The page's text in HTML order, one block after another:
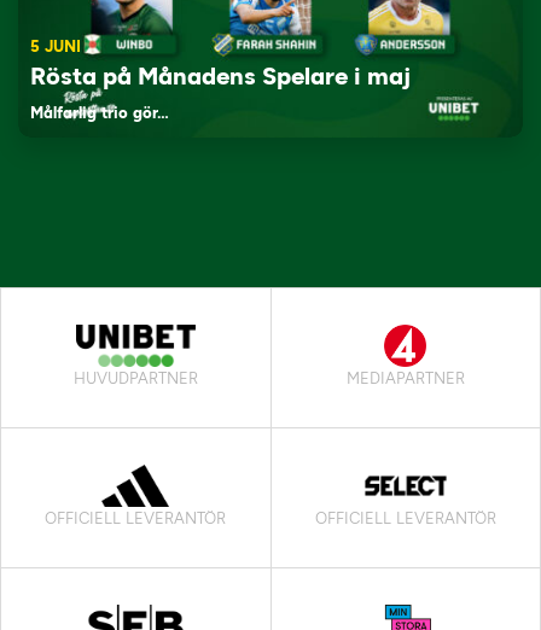
5 JUNI
Rösta på Månadens Spelare i maj
Målfarlig trio gör…
HUVUDPARTNER MEDIAPARTNER
OFFICIELL LEVERANTÖR OFFICIELL LEVERANTÖR